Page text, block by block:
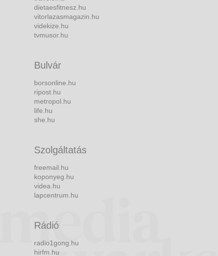
dietaesfitnesz.hu
vitorlazasmagazin.hu
videkize.hu
tvmusor.hu
Bulvár
borsonline.hu
ripost.hu
metropol.hu
life.hu
she.hu
Szolgáltatás
freemail.hu
koponyeg.hu
videa.hu
lapcentrum.hu
Rádió
radio1gong.hu
hirfm.hu